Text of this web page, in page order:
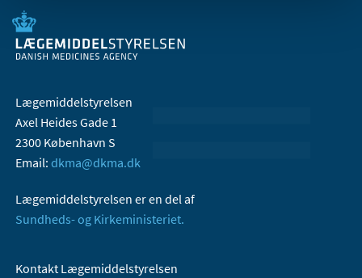
Lægemiddelstyrelsen
Axel Heides Gade 1
2300 København S
Email: dkma@dkma.dk
Lægemiddelstyrelsen er en del af
Sundheds- og Kirkeministeriet.
Kontakt Lægemiddelstyrelsen